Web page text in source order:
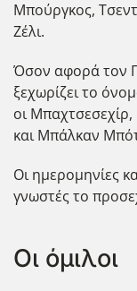
Μπούργκος,
Ζέλι.
Όσον αφορά τον
ξεχωρίζει το
οι
και Μπάλκαν
Οι ημερομηνίες
γνωστές το
Οι όμιλοι